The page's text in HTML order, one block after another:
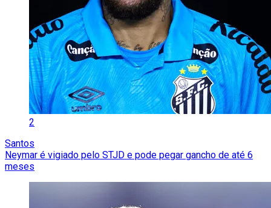
2
Santos
Neymar é vigiado pelo STJD e pode pegar gancho de até 6
meses